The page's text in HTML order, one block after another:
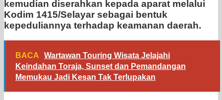
kemudian diserahkan kepada aparat melalui
Kodim 1415/Selayar sebagai bentuk
kepeduliannya terhadap keamanan daerah.
BACA
Wartawan Touring Wisata Jelajahi
Keindahan Toraja, Sunset dan Pemandangan
Memukau Jadi Kesan Tak Terlupakan